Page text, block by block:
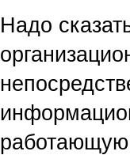
Надо
работающую